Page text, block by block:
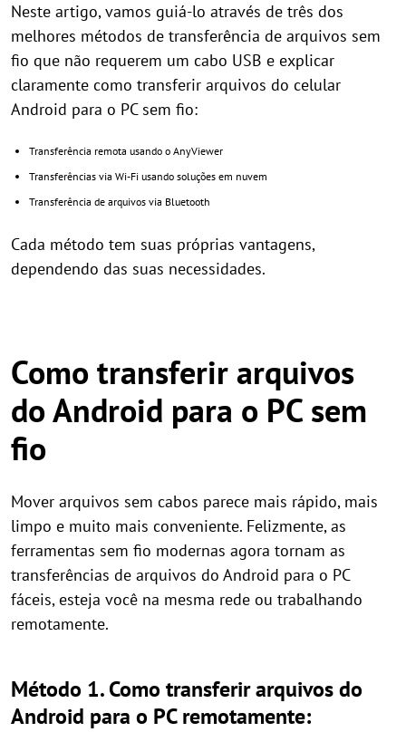
Neste artigo, vamos guiá-lo através de três dos
melhores métodos de transferência de arquivos sem
fio que não requerem um cabo USB e explicar
claramente como transferir arquivos do celular
Android para o PC sem fio:
Transferência remota usando o AnyViewer
Transferências via Wi-Fi usando soluções em nuvem
Transferência de arquivos via Bluetooth
Cada método tem suas próprias vantagens,
dependendo das suas necessidades.
Como transferir arquivos
do Android para o PC sem
fio
Mover arquivos sem cabos parece mais rápido, mais
limpo e muito mais conveniente. Felizmente, as
ferramentas sem fio modernas agora tornam as
transferências de arquivos do Android para o PC
fáceis, esteja você na mesma rede ou trabalhando
remotamente.
Método 1. Como transferir arquivos do
Android para o PC remotamente: